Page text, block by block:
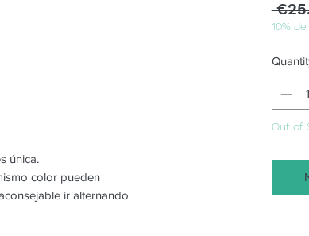
única.
color pueden
ir alternando
10%
Out of